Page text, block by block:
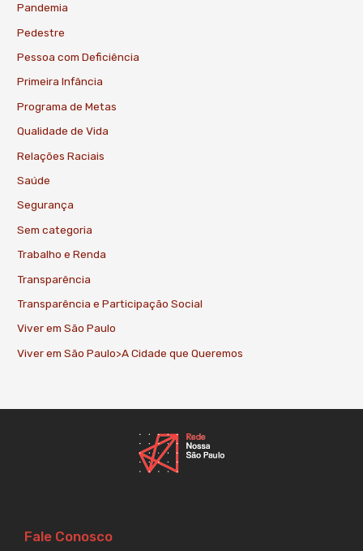
Pandemia
Pedestre
Pessoa com Deficiência
Primeira Infância
Programa de Metas
Qualidade de Vida
Relações Raciais
Saúde
Segurança
Sem categoria
Trabalho e Renda
Transparência
Transparência e Participação Social
Viver em São Paulo
Viver em São Paulo>A Cidade que Queremos
Fale Conosco